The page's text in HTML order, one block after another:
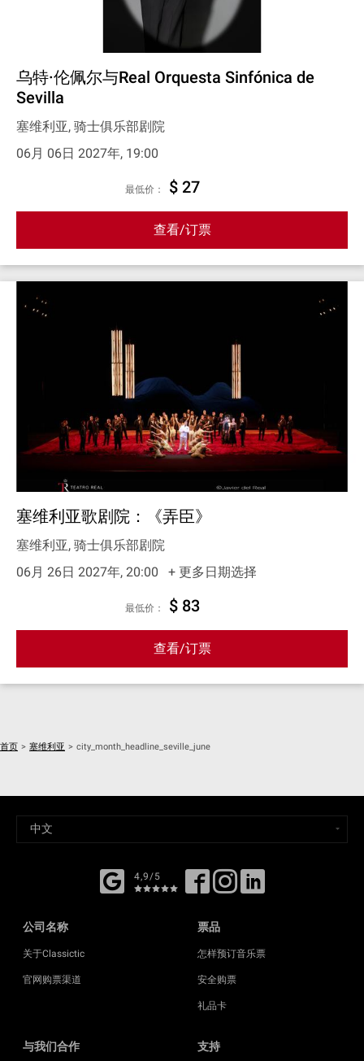
乌特·伦佩尔与Real Orquesta Sinfónica de
Sevilla
塞维利亚, 骑士俱乐部剧院
06月 06日 2027年, 19:00
最低价： $ 27
查看/订票
塞维利亚歌剧院：《弄臣》
塞维利亚, 骑士俱乐部剧院
06月 26日 2027年, 20:00
+ 更多日期选择
最低价： $ 83
查看/订票
首页 > 塞维利亚 > city_month_headline_seville_june
4,9/5
公司名称
关于Classictic
官网购票渠道
票品
怎样预订音乐票
安全购票
礼品卡
与我们合作 支持